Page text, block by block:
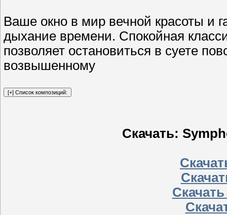
Ваше окно в мир вечной красоты и
дыхание времени. Спокойная
позволяет остановиться в суете
возвышенному
Скачать: